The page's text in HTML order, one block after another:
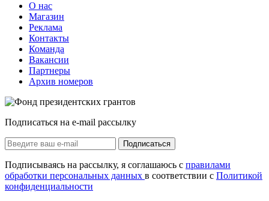
О нас
Магазин
Реклама
Контакты
Команда
Вакансии
Партнеры
Архив номеров
Подписаться на e-mail рассылку
Подписаться
Подписываясь на рассылку, я соглашаюсь с правилами
обработки персональных данных в соответствии с Политикой
конфиденциальности